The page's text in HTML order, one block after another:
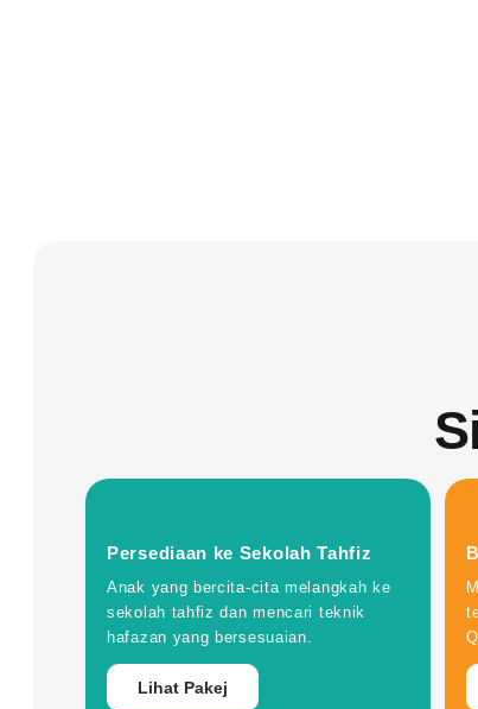
Persediaan ke Sekolah Tahfiz
Anak yang bercita-cita melangkah ke
sekolah tahfiz dan mencari teknik
hafazan yang bersesuaian.
Lihat Pakej